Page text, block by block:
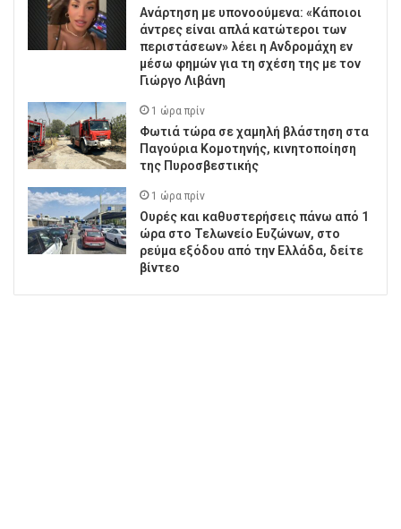
Ανάρτηση με υπονοούμενα: «Κάποιοι
άντρες είναι απλά κατώτεροι των
περιστάσεων» λέει η Ανδρομάχη εν
μέσω φημών για τη σχέση της με τον
Γιώργο Λιβάνη
1 ώρα πρίν
Φωτιά τώρα σε χαμηλή βλάστηση στα
Παγούρια Κομοτηνής, κινητοποίηση
της Πυροσβεστικής
1 ώρα πρίν
Ουρές και καθυστερήσεις πάνω από 1
ώρα στο Τελωνείο Ευζώνων, στο
ρεύμα εξόδου από την Ελλάδα, δείτε
βίντεο